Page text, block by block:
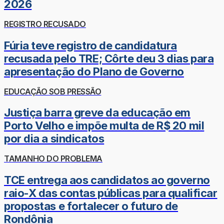
2026
REGISTRO RECUSADO
Fúria teve registro de candidatura
recusada pelo TRE; Côrte deu 3 dias para
apresentação do Plano de Governo
EDUCAÇÃO SOB PRESSÃO
Justiça barra greve da educação em
Porto Velho e impõe multa de R$ 20 mil
por dia a sindicatos
TAMANHO DO PROBLEMA
TCE entrega aos candidatos ao governo
raio-X das contas públicas para qualificar
propostas e fortalecer o futuro de
Rondônia